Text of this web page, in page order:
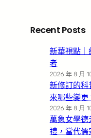
Recent Posts
新華視點｜
者
2026 年 8 月
新修訂的科
來哪些變
2026 年 8 月
萬象女學
禮，當代儒